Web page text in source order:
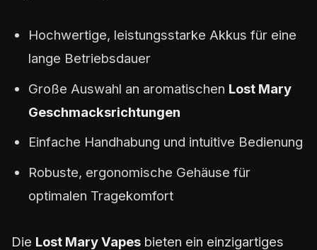
Hochwertige, leistungsstarke Akkus für eine
lange Betriebsdauer
Große Auswahl an aromatischen Lost Mary
Geschmacksrichtungen
Einfache Handhabung und intuitive Bedienung
Robuste, ergonomische Gehäuse für
optimalen Tragekomfort
Die Lost Mary Vapes bieten ein einzigartiges